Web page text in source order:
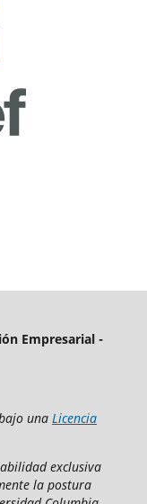
Empresarial -
una Licencia
exclusiva
la postura